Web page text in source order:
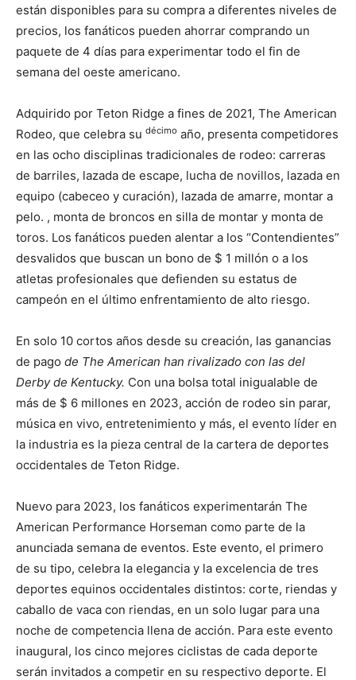
están disponibles para su compra a diferentes niveles de
precios, los fanáticos pueden ahorrar comprando un
paquete de 4 días para experimentar todo el fin de
semana del oeste americano.
Adquirido por Teton Ridge a fines de 2021, The American
Rodeo, que celebra su décimo año, presenta competidores
en las ocho disciplinas tradicionales de rodeo: carreras
de barriles, lazada de escape, lucha de novillos, lazada en
equipo (cabeceo y curación), lazada de amarre, montar a
pelo. , monta de broncos en silla de montar y monta de
toros. Los fanáticos pueden alentar a los “Contendientes”
desvalidos que buscan un bono de $ 1 millón o a los
atletas profesionales que defienden su estatus de
campeón en el último enfrentamiento de alto riesgo.
En solo 10 cortos años desde su creación, las ganancias
de pago de The American han rivalizado con las del
Derby de Kentucky. Con una bolsa total inigualable de
más de $ 6 millones en 2023, acción de rodeo sin parar,
música en vivo, entretenimiento y más, el evento líder en
la industria es la pieza central de la cartera de deportes
occidentales de Teton Ridge.
Nuevo para 2023, los fanáticos experimentarán The
American Performance Horseman como parte de la
anunciada semana de eventos. Este evento, el primero
de su tipo, celebra la elegancia y la excelencia de tres
deportes equinos occidentales distintos: corte, riendas y
caballo de vaca con riendas, en un solo lugar para una
noche de competencia llena de acción. Para este evento
inaugural, los cinco mejores ciclistas de cada deporte
serán invitados a competir en su respectivo deporte. El